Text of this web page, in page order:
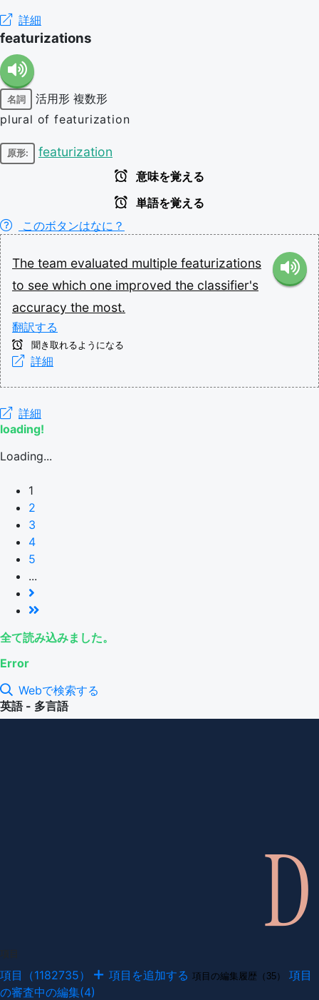
詳細
featurizations
名詞 活用形 複数形
plural of featurization
原形: featurization
意味を覚える
単語を覚える
このボタンはなに？
The team evaluated multiple featurizations
to see which one improved the classifier's
accuracy the most.
翻訳する
聞き取れるようになる
詳細
詳細
loading!
Loading...
1
2
3
4
5
...
全て読み込みました。
Error
Webで検索する
英語 - 多言語
項目（1182735） 項目を追加する 項目の編集履歴（35）
項目
の審査中の編集(4)